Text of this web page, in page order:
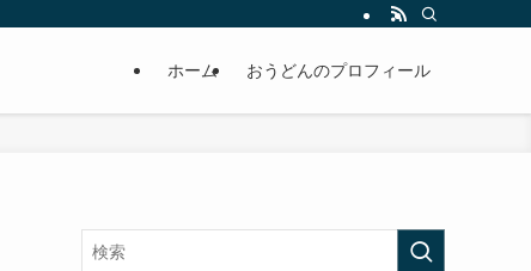
ホーム おうどんのプロフィール